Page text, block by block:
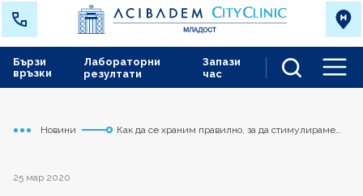
Лабораторни
резултати
Запази
час
Бързи
връзки
Начало
Младост
Новини
Как да се храним правилно, за да стимулираме
25 мар 2020